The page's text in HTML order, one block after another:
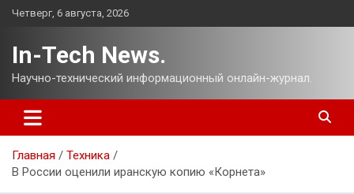
Перейти
Четверг, 6 августа, 2026
In-Tech News.
Научно-технический информационный онлайн-журнал.
Главная
Техника
В России оценили иранскую копию «Корнета»